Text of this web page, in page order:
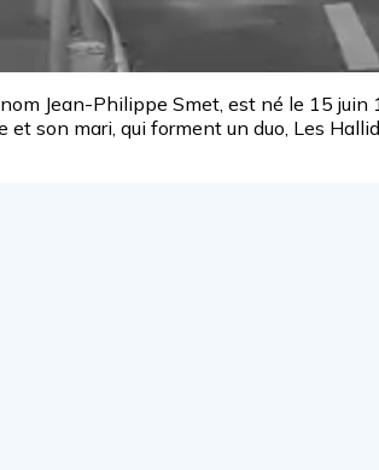
nom Jean-Philippe Smet, est né le 15
et son mari, qui forment un duo, Les